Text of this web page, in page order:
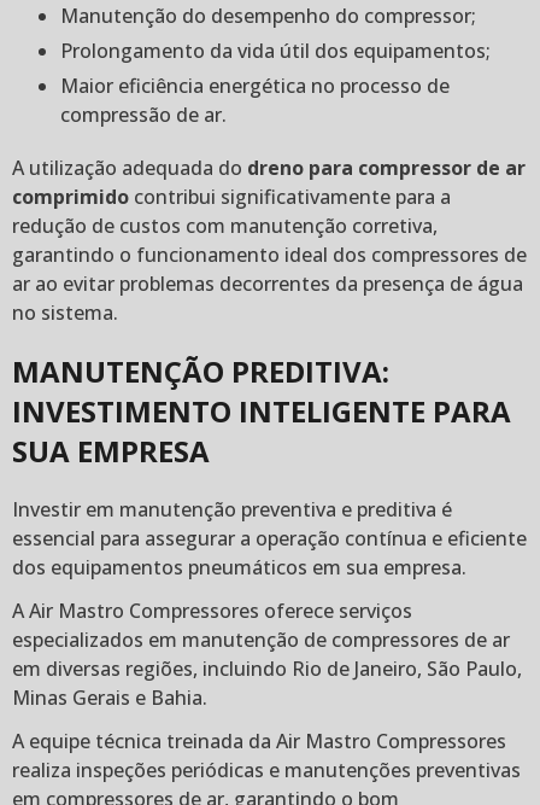
Manutenção do desempenho do compressor;
Prolongamento da vida útil dos equipamentos;
Maior eficiência energética no processo de
compressão de ar.
A utilização adequada do dreno para compressor de ar
comprimido contribui significativamente para a
redução de custos com manutenção corretiva,
garantindo o funcionamento ideal dos compressores de
ar ao evitar problemas decorrentes da presença de água
no sistema.
MANUTENÇÃO PREDITIVA:
INVESTIMENTO INTELIGENTE PARA
SUA EMPRESA
Investir em manutenção preventiva e preditiva é
essencial para assegurar a operação contínua e eficiente
dos equipamentos pneumáticos em sua empresa.
A Air Mastro Compressores oferece serviços
especializados em manutenção de compressores de ar
em diversas regiões, incluindo Rio de Janeiro, São Paulo,
Minas Gerais e Bahia.
A equipe técnica treinada da Air Mastro Compressores
realiza inspeções periódicas e manutenções preventivas
em compressores de ar, garantindo o bom